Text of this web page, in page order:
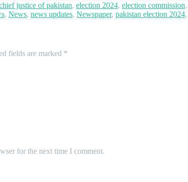
justice of pakistan, election 2024, election commission,
, News, news updates, Newspaper, pakistan election 2024,
fields are marked *
for the next time I comment.